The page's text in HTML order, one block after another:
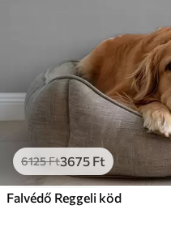
6125Ft3675 Ft
Falvédő Reggeli köd